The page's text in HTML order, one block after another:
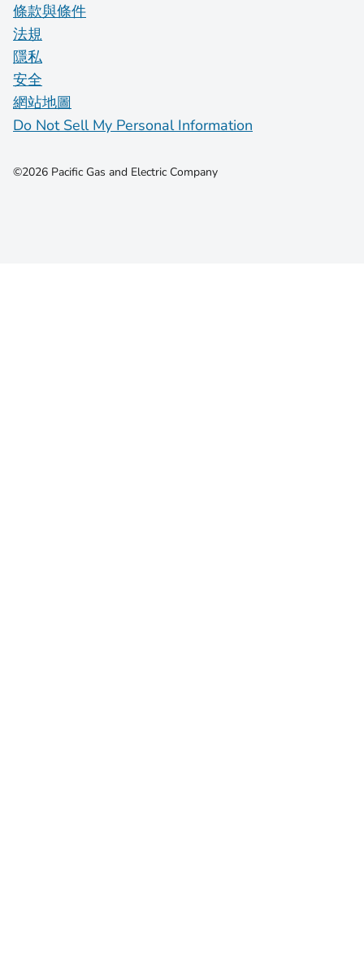
條款與條件
法規
隱私
安全
網站地圖
Do Not Sell My Personal Information
©2026 Pacific Gas and Electric Company